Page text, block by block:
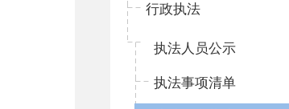
行政执法
执法人员公示
执法事项清单